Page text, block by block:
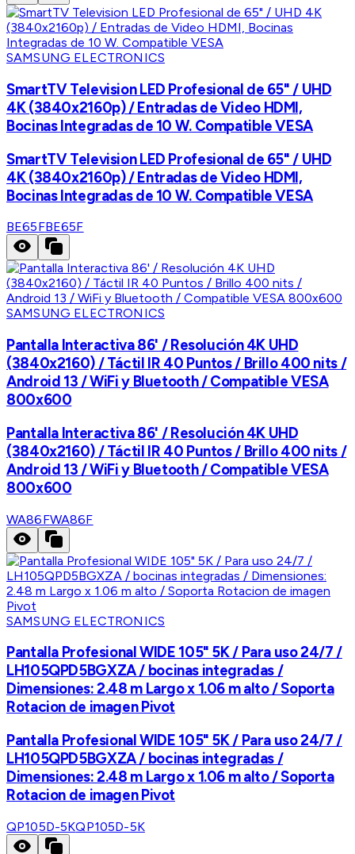
SAMSUNG ELECTRONICS
SmartTV Television LED Profesional de 65" / UHD
4K (3840x2160p) / Entradas de Video HDMI,
Bocinas Integradas de 10 W. Compatible VESA
SmartTV Television LED Profesional de 65" / UHD
4K (3840x2160p) / Entradas de Video HDMI,
Bocinas Integradas de 10 W. Compatible VESA
BE65FBE65F
SAMSUNG ELECTRONICS
Pantalla Interactiva 86' / Resolución 4K UHD
(3840x2160) / Táctil IR 40 Puntos / Brillo 400 nits /
Android 13 / WiFi y Bluetooth / Compatible VESA
800x600
Pantalla Interactiva 86' / Resolución 4K UHD
(3840x2160) / Táctil IR 40 Puntos / Brillo 400 nits /
Android 13 / WiFi y Bluetooth / Compatible VESA
800x600
WA86FWA86F
SAMSUNG ELECTRONICS
Pantalla Profesional WIDE 105" 5K / Para uso 24/7 /
LH105QPD5BGXZA / bocinas integradas /
Dimensiones: 2.48 m Largo x 1.06 m alto / Soporta
Rotacion de imagen Pivot
Pantalla Profesional WIDE 105" 5K / Para uso 24/7 /
LH105QPD5BGXZA / bocinas integradas /
Dimensiones: 2.48 m Largo x 1.06 m alto / Soporta
Rotacion de imagen Pivot
QP105D-5KQP105D-5K